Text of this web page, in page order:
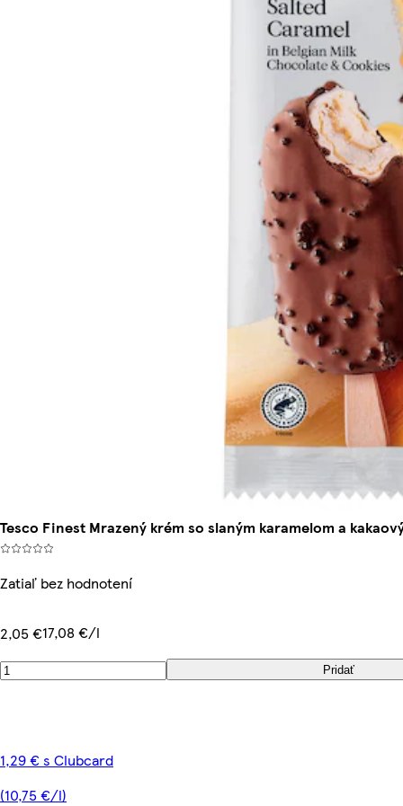
Tesco Finest Mrazený krém so slaným karamelom a
Zatiaľ bez hodnotení
2,05 €17,08 €/l
Pridať
1,29 € s Clubcard
(10,75 €/l)